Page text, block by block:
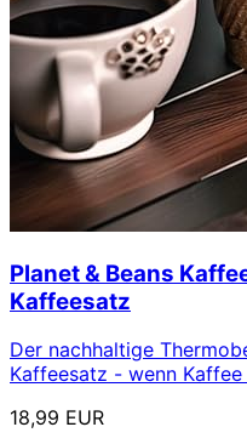
Planet & Beans
Kaffeesatz
Der nachhaltige
Kaffeesatz - wenn
18,99 EUR